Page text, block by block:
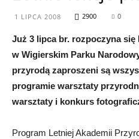
1 LIPCA 2008 2900 0
Już 3 lipca br. rozpoczyna
w Wigierskim Parku
przyrodą zaproszeni są
programie warsztaty
warsztaty i konkurs
Program Letniej Akademii